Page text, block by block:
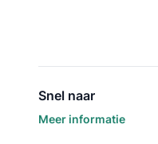
Snel naar
Meer informatie